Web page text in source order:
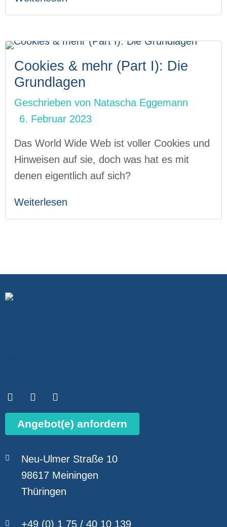
Cookies & mehr (Part I): Die
Grundlagen
Geschrieben von Natascha Eggemann
6. Februar 2023
Das World Wide Web ist voller Cookies und
Hinweisen auf sie, doch was hat es mit
denen eigentlich auf sich?
Weiterlesen
Angebot(e) anfordern
Neu-Ulmer Straße 10
98617 Meiningen
Thüringen
+49 (0) 1 75 / 40 10 139